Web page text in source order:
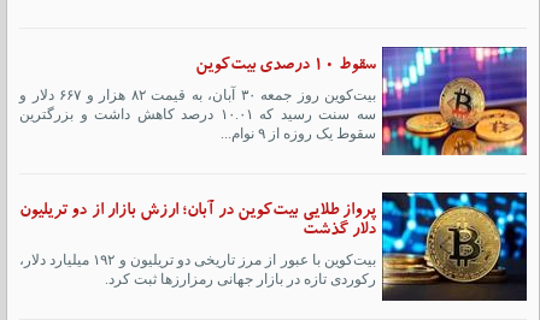
سقوط ۱۰ درصدی بیت‌کوین
بیت‌کوین روز جمعه ۳۰ آبان، به قیمت ۸۲ هزار و ۶۶۷ دلار و
سه سنت رسید که ۱۰.۰۱ درصد کاهش داشت و بزرگترین
سقوط یک روزه از ۹ نوام...
پرواز طلایی بیت‌کوین در آبان؛ ارزش بازار از دو تریلیون
دلار گذشت
بیت‌کوین با عبور از مرز تاریخی دو تریلیون و ۱۹۲ میلیارد دلار،
رکوردی تازه در بازار جهانی رمزارزها ثبت کرد.